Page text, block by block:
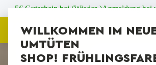
Zum Inhalt springen
5€ Gutschein bei (Wieder-)Anmeldung bei
WILLKOMMEN IM
UMTÜTEN
SHOP!